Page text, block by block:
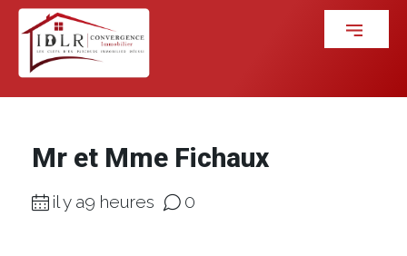
Mr et Mme Fichaux
il y a9 heures 0